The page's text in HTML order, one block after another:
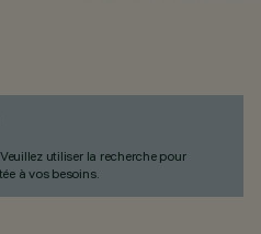
utiliser la recherche pour
à vos besoins.